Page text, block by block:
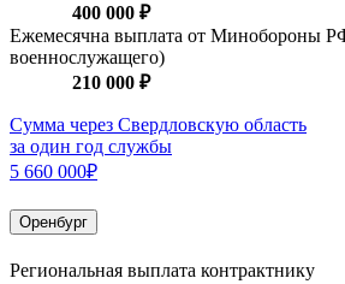
400 000 ₽
Ежемесячна выплата от Минобороны
военнослужащего)
210 000 ₽
Сумма через Свердловскую область
за один год службы
5 660 000₽
Оренбург
Региональная выплата контрактнику